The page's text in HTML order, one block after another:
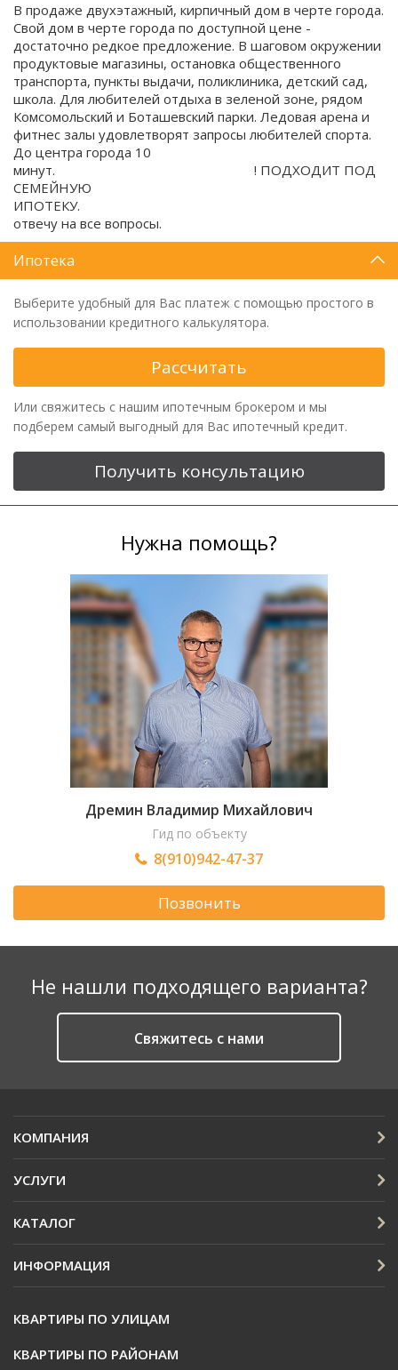
В продаже двухэтажный, кирпичный дом в черте города.
Свой дом в черте города по доступной цене -
достаточно редкое предложение. В шаговом окружении
продуктовые магазины, остановка общественного
транспорта, пункты выдачи, поликлиника, детский сад,
школа. Для любителей отдыха в зеленой зоне, рядом
Комсомольский и Боташевский парки. Ледовая арена и
фитнес залы удовлетворят запросы любителей спорта.
До центра города 10
минут. ! ПОДХОДИТ ПОД
СЕМЕЙНУЮ
ИПОТЕКУ.
отвечу на все вопросы.
Ипотека
Выберите удобный для Вас платеж с помощью простого в
использовании кредитного калькулятора.
Рассчитать
Или свяжитесь с нашим ипотечным брокером и мы
подберем самый выгодный для Вас ипотечный кредит.
Получить консультацию
Нужна помощь?
Дремин Владимир Михайлович
Гид по объекту
8(910)942-47-37
Позвонить
Не нашли подходящего варианта?
Cвяжитесь с нами
КОМПАНИЯ
УСЛУГИ
КАТАЛОГ
ИНФОРМАЦИЯ
КВАРТИРЫ ПО УЛИЦАМ
КВАРТИРЫ ПО РАЙОНАМ